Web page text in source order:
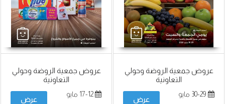
عروض جمعية الروضة وحولي
التعاونية
عرض
عروض جمعية الروضة وحولي
التعاونية
عرض